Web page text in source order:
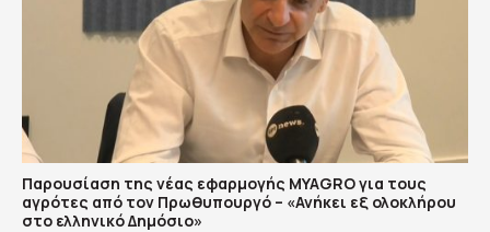
Παρουσίαση της νέας εφαρμογής MYAGRO για τους
αγρότες από τον Πρωθυπουργό – «Ανήκει εξ ολοκλήρου
στο ελληνικό Δημόσιο»